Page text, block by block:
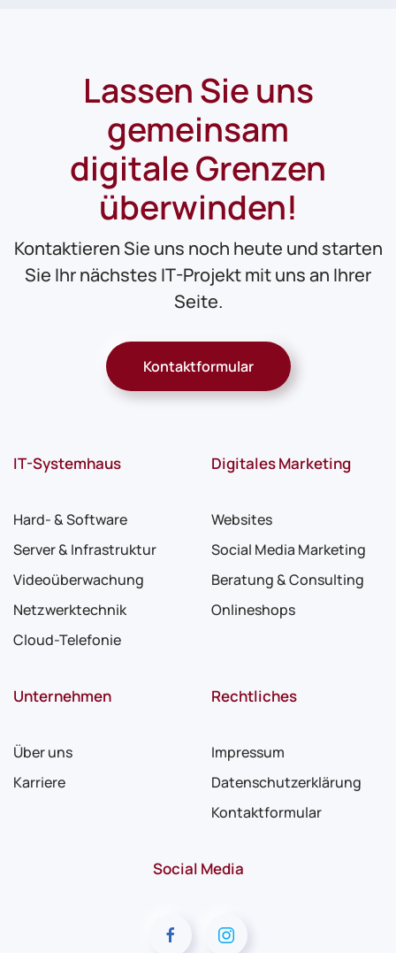
Lassen Sie uns
gemeinsam
digitale Grenzen
überwinden!
Kontaktieren Sie uns noch heute und starten
Sie Ihr nächstes IT-Projekt mit uns an Ihrer
Seite.
Kontaktformular
IT-Systemhaus
Hard- & Software
Server & Infrastruktur
Videoüberwachung
Netzwerktechnik
Cloud-Telefonie
Digitales Marketing
Websites
Social Media Marketing
Beratung & Consulting
Onlineshops
Unternehmen
Über uns
Karriere
Rechtliches
Impressum
Datenschutzerklärung
Kontaktformular
Social Media